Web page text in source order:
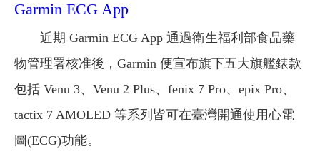
Garmin ECG App
近期 Garmin ECG App 通過衛生福利部食品藥
物管理署核准後，Garmin 便宣布旗下五大旗艦錶款
包括 Venu 3、Venu 2 Plus、fēnix 7 Pro、epix Pro、
tactix 7 AMOLED 等系列皆可在臺灣開通使用心電
圖(ECG)功能。